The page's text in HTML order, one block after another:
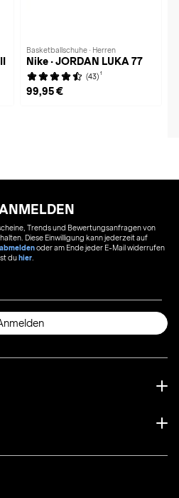
Basketballschuhe · Herren
Nike · JORDAN LUKA 77
(43) 1
99,95 €
Trends und Bewertungsanfragen von
Diese Einwilligung kann jederzeit auf
oder am Ende jeder E-Mail widerrufen
duhier